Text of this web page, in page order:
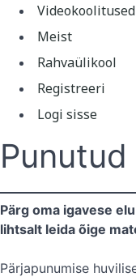
Videokoolitused
Meist
Rahvaülikool
Registreeri
Logi sisse
Pärg oma igavese
lihtsalt leida õige
Pärjapunumise